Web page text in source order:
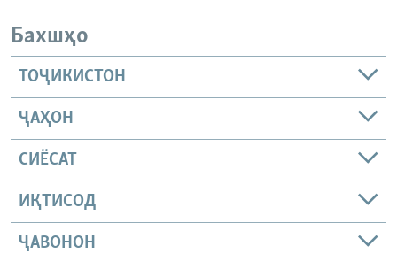
Бахшҳо
ТОҶИКИСТОН
ҶАҲОН
СИЁСАТ
ИҚТИСОД
ҶАВОНОН